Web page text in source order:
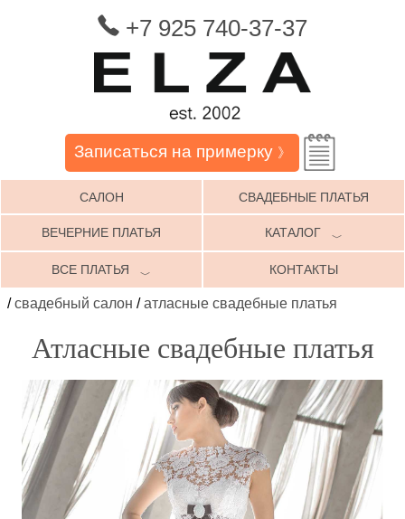
+7 925 740-37-37
Записаться на примерку 》
САЛОН СВАДЕБНЫЕ ПЛАТЬЯ
ВЕЧЕРНИЕ ПЛАТЬЯ КАТАЛОГ ﹀
ВСЕ ПЛАТЬЯ ﹀ КОНТАКТЫ
/свадебный салон /атласные свадебные платья
Атласные свадебные платья